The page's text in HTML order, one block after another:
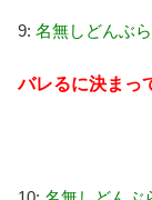
9: 名無しどんぶら
バレるに決まっ